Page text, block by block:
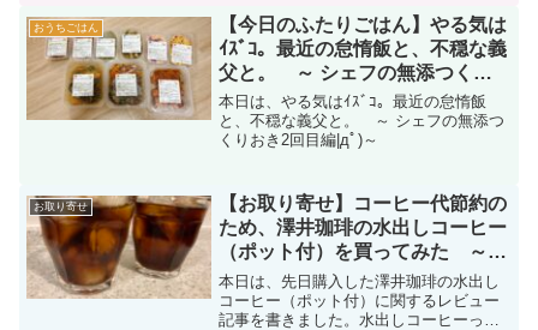
おうちごはん
【今日のふたりごはん】やる気は
ｲｽﾞｺ。最近の怠惰飯と、不穏な義
父と。 ～ シェフの無添つくり
おき2回目編|дﾟ)～
本日は、やる気はｲｽﾞｺ。最近の怠惰飯
と、不穏な義父と。 ～ シェフの無添つ
くりおき2回目編|дﾟ)～
お取り寄せ
【お取り寄せ】コーヒー代節約の
ため、澤井珈琲の水出しコーヒー
（ポット付）を買ってみた ～焼
きポンデリングの小話付き～【レ
ビュー】
本日は、先日購入した澤井珈琲の水出し
コーヒー（ポット付）に関するレビュー
記事を書きました。水出しコーヒーって